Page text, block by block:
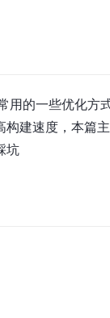
的一些优化方
构建速度，本篇
坑